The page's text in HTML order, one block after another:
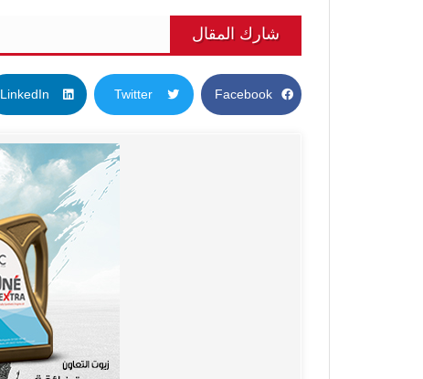
شارك المقال
Facebook
Twitter
LinkedIn